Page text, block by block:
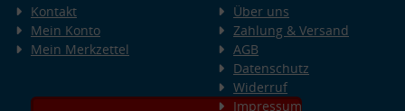
Kontakt
Mein Konto
Mein Merkzettel
Über uns
Zahlung & Versand
AGB
Datenschutz
Widerruf
Impressum